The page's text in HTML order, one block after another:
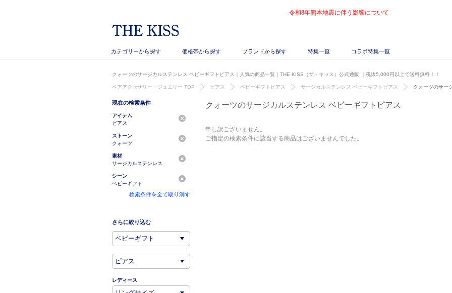
令和8年熊本地震に伴う影響について
カテゴリーから探す 価格帯から探す ブランドから探す 特集一覧 コラボ特集一覧
クォーツのサージカルステンレス ベビーギフトピアス｜人気の商品一覧｜THE KISS（ザ・キッス）公式通販 ｜税抜5,000円以上で送料無料！！
ペアアクセサリー・ジュエリー TOP ピアス ベビーギフトピアス サージカルステンレス ベビーギフトピアス クォーツのサー
クォーツのサージカルステンレス ベビーギフトピアス
申し訳ございません。
ご指定の検索条件に該当する商品はございませんでした。
現在の検索条件
アイテム
ピアス
ストーン
クォーツ
素材
サージカルステンレス
シーン
ベビーギフト
検索条件を全て取り消す
さらに絞り込む
レディース